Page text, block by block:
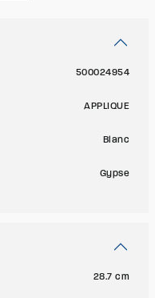
500024954
APPLIQUE
Blanc
Gypse
28.7 cm